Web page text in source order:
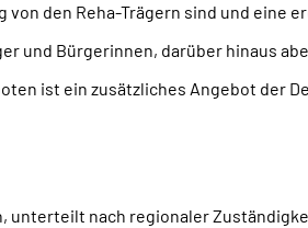
den Reha-Trägern sind und eine
und Bürgerinnen, darüber hinaus
ist ein zusätzliches Angebot der
unterteilt nach regionaler